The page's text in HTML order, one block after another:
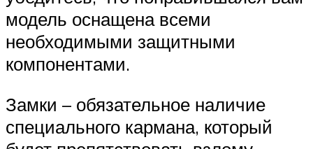
модель оснащена всеми
необходимыми защитными
компонентами.
Замки – обязательное наличие
специального кармана, который